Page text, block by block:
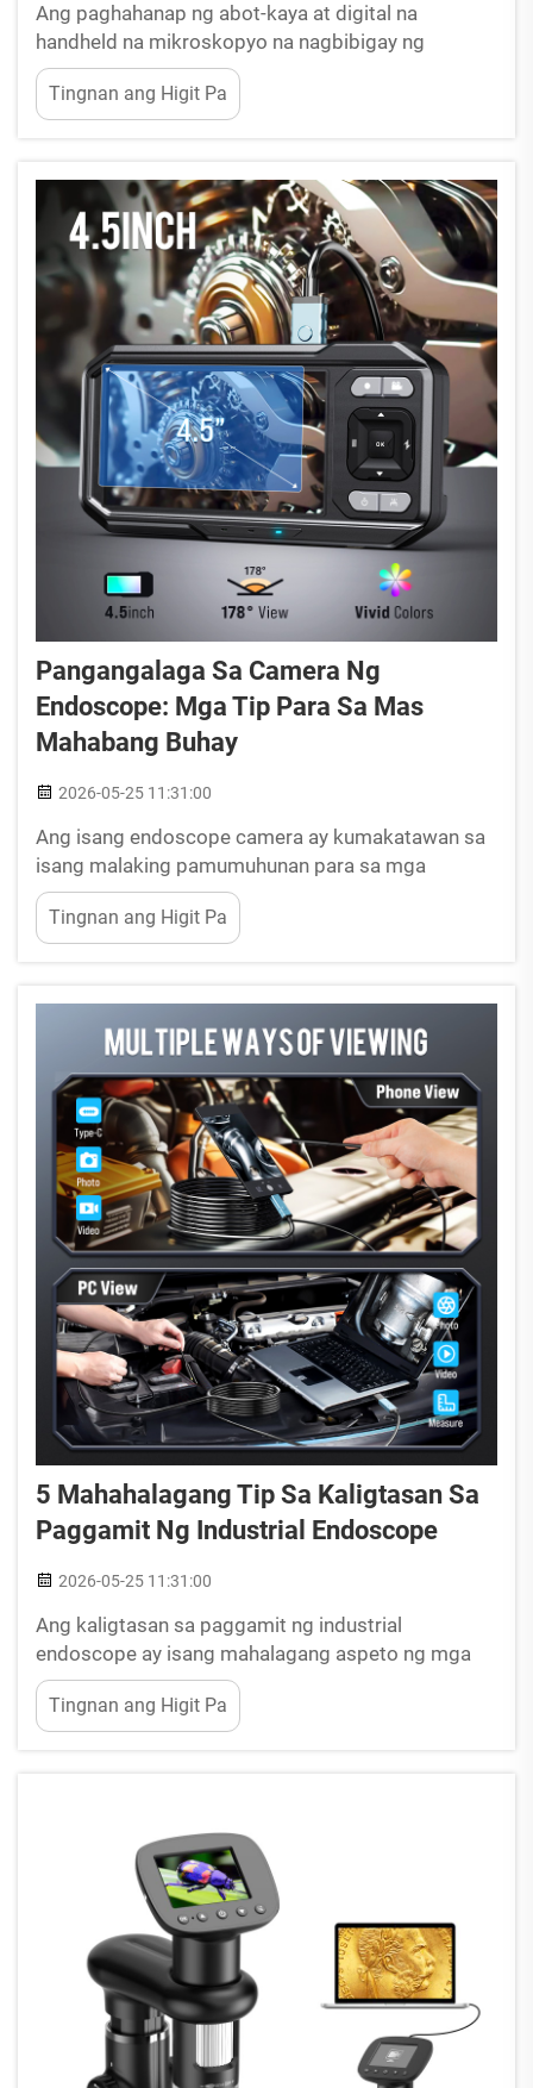
Ang paghahanap ng abot-kaya at digital na
handheld na mikroskopyo na nagbibigay ng
maaasahang pagpapalaki at malinaw na imahe ay
maaaring mahirap sa kasalukuyang kompetitibong
merkado. Ang mga mananaliksik, mag-aaral,
na pangangailangan ay lalo nang humahanap ng
portable...
Tingnan ang Higit Pa
Pangangalaga Sa Camera Ng
Endoscope: Mga Tip Para Sa Mas
Mahabang Buhay
2026-05-25 11:31:00
Ang isang endoscope camera ay kumakatawan sa
isang malaking pamumuhunan para sa mga
propesyonal sa maraming industriya, mula sa
automotive diagnostics hanggang sa mga medikal
na prosedura at industrial inspections. Ang haba ng
direktang nakaaapekto sa...
Tingnan ang Higit Pa
5 Mahahalagang Tip Sa Kaligtasan Sa
Paggamit Ng Industrial Endoscope
2026-05-25 11:31:00
Ang kaligtasan sa paggamit ng industrial
endoscope ay isang mahalagang aspeto ng mga
modernong operasyon sa lugar ng trabaho, lalo na
sa mga industriya ng manufacturing, aerospace,
automotive, at oil at gas. Kapag ginagamit ng mga
Tingnan ang Higit Pa